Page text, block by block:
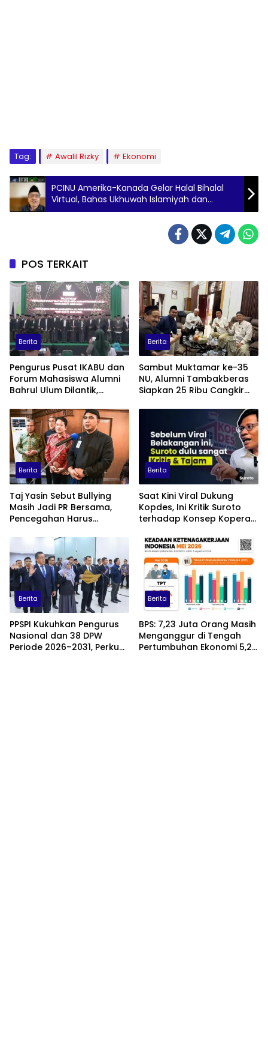
Tag: Awalil Rizky Ekonomi
PCINU Amerika-Kanada Gelar Halal Bihalal
Virtual, Bahas Ukhuwah Islamiyah dan
Tantangan Diaspora Muslim
POS TERKAIT
Berita
Pengurus Pusat IKABU dan
Forum Mahasiswa Alumni
Bahrul Ulum Dilantik,
Penguatan Organisasi dan
Ekonomi
Berita
Sambut Muktamar ke-35
NU, Alumni Tambakberas
Siapkan 25 Ribu Cangkir
Berita
Taj Yasin Sebut Bullying
Masih Jadi PR Bersama,
Pencegahan Harus
Pesantren
Berita
Saat Kini Viral Dukung
Kopdes, Ini Kritik Suroto
terhadap Konsep Koperasi
Berita
PPSPI Kukuhkan Pengurus
Nasional dan 38 DPW
Periode 2026–2031, Perkuat
Berita
BPS: 7,23 Juta Orang Masih
Menganggur di Tengah
Pertumbuhan Ekonomi 5,29